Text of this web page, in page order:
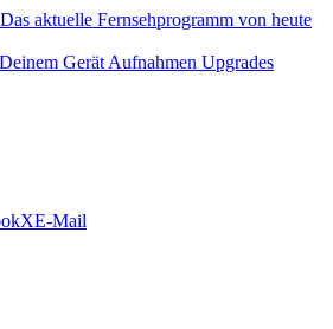
Gerät Aufnahmen Upgrades
XE-Mail